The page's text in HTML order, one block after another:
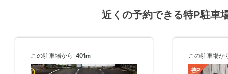
近くの予約できる特P駐車
この駐車場から 401m この駐車場か